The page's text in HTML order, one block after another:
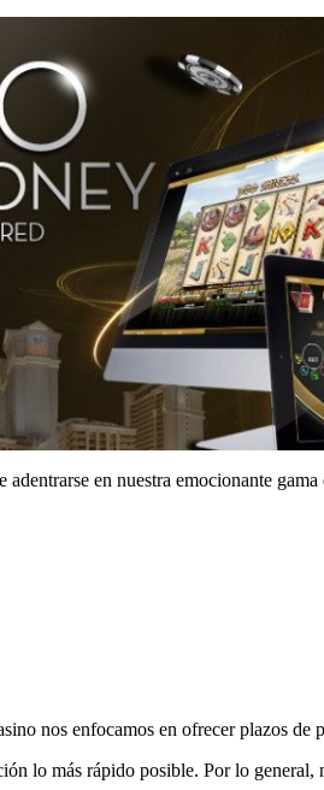
en nuestra emocionante
nos enfocamos en ofrecer plazos de
lo más rápido posible. Por lo general,